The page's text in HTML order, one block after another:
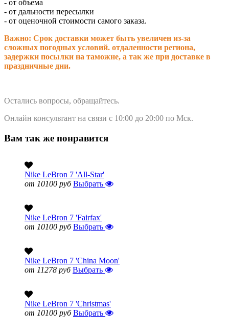
- от объема
- от дальности пересылки
- от оценочной стоимости самого заказа.
Важно: Срок доставки может быть увеличен из-за
сложных погодных условий. отдаленности региона,
задержки посылки на таможне, а так же при доставке в
праздничные дни.
Остались вопросы, обращайтесь.
Онлайн консультант на связи с 10:00 до 20:00 по Мск.
Вам так же понравится
Nike LeBron 7 'All-Star'
от 10100 руб Выбрать
Nike LeBron 7 'Fairfax'
от 10100 руб Выбрать
Nike LeBron 7 'China Moon'
от 11278 руб Выбрать
Nike LeBron 7 'Christmas'
от 10100 руб Выбрать